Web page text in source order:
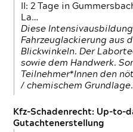
II: 2 Tage in
La…
Diese
Fahrzeuglackierung aus
Blickwinkeln. Der
sowie dem Handwerk.
Teilnehmer*Innen den
/ chemischem
Kfz-Schadenrecht: Up-to-
Gutachtenerstellung